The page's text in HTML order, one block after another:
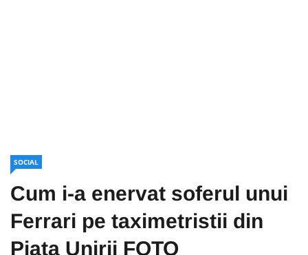
SOCIAL
Cum i-a enervat soferul unui
Ferrari pe taximetristii din
Piata Unirii FOTO